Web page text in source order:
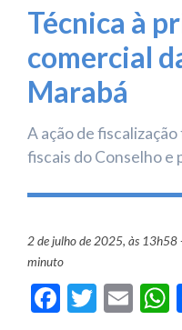
Técnica à
comercial
Marabá
A ação de
fiscais do Conselho e
2 de julho de 2025, às 13h58
minuto
Facebook